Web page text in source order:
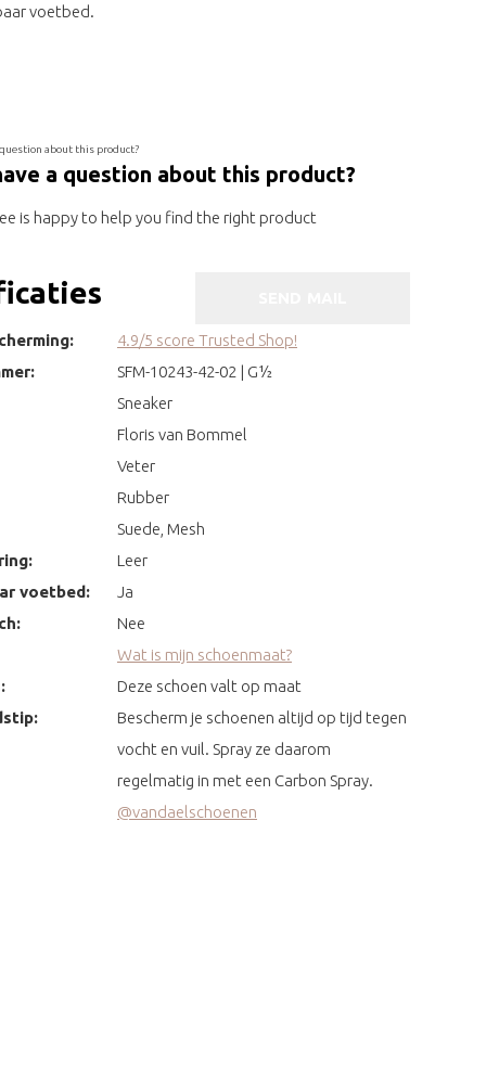
voetbed.
a question about this product?
is happy to help you find the right product
4.9/5 score Trusted Shop!
SFM-10243-42-02 | G½
Sneaker
Floris van Bommel
Veter
Rubber
Suede, Mesh
Leer
voetbed:
Ja
Nee
Wat is mijn schoenmaat?
Deze schoen valt op maat
Bescherm je schoenen altijd op tijd tegen
vocht en vuil. Spray ze daarom
regelmatig in met een Carbon Spray.
@vandaelschoenen